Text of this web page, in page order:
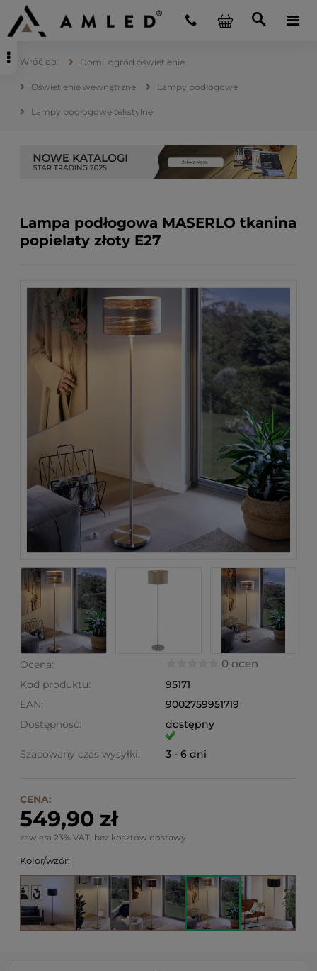
Dom i ogród oświetlenie
Oświetlenie wewnętrzne Lampy podłogowe
Lampy podłogowe tekstylne
Lampa podłogowa MASERLO tkanina
popielaty złoty E27
Ocena: 0 ocen
Kod produktu:
95171
EAN:
9002759951719
Dostępność:
dostępny
Szacowany czas wysyłki: 3 - 6 dni
CENA:
549,90 zł
zawiera 23% VAT, bez kosztów dostawy
Kolor/wzór: